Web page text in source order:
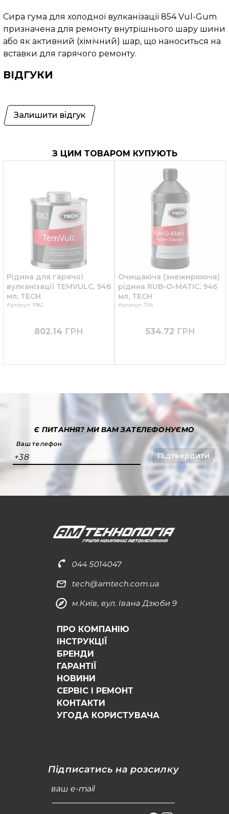
Сира гума для холодної вулканізації 854 Vul-Gum
призначена для ремонту внутрішнього шару шини
або як активний (хімічний) шар, що наноситься на
вставки для гарячого ремонту.
ВІДГУКИ
Залишити відгук
З ЦИМ ТОВАРОМ КУПУЮТЬ
Рідина для гарячої
вулканізації TEMVULC, 946
мл, TECH
Артикул: 1082
802.14 ГРН
Очищаюча (знежирююча)
рідина RUB-O-MATIC, 946
мл, TECH
Артикул: 704
534.72 ГРН
Є ПИТАННЯ?МИ ВАМ ЗАТЕЛЕФОНУЄМО
Ваш телефон
+38 Підтвердити
044 5014047
tech@amtech.com.ua
м.Київ, вул. Івана Дзюби 9
ПРО КОМПАНІЮ
ІНСТРУКЦІЇ
БРЕНДИ
ГАРАНТІЇ
НОВИНИ
СЕРВІС І РЕМОНТ
КОНТАКТИ
УГОДА КОРИСТУВАЧА
Підписатись на розсилку
ваш e-mail